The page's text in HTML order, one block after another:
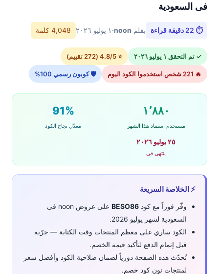
فى السعودية
⏱ 22 دقيقة قراءة بقلم noon
· ١ يوليو ٢٠٢٦ 4,048 كلمة
✓ تم التحقق ١ يوليو ٢٠٢٦ ⭐ 4.8/5 (272 تقييم)
🔥 221 شخص استخدموا الكود اليوم 🛡 كوبون رسمي 100%
١٬٨٨٠
مستخدم استفاد هذا الشهر
91%
معدّل نجاح الكود
٢٥ يوليو ٢٠٢٦
ينتهى فى
⚡ الخلاصة السريعة
وفّر فوراً مع كود BESO86
على عروض noon فى
السعودية لشهر يوليو 2026.
الكود ساري على معظم المنتجات وقت الكتابة — جرّبه
قبل إتمام الدفع لتأكيد قيمة الخصم.
نُحدّث هذه الصفحة دورياً لضمان صلاحية الكود وأفضل سعر
لمنتجات نون كود خصم.